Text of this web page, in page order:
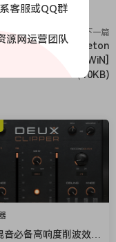
下一篇
下载器] Ableton
Downloader v2.10 [WiN]
（10KB)
音必备高响度削波效果
客服或QQ群
源网运营团队